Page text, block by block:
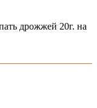
дрожжей 20г. на